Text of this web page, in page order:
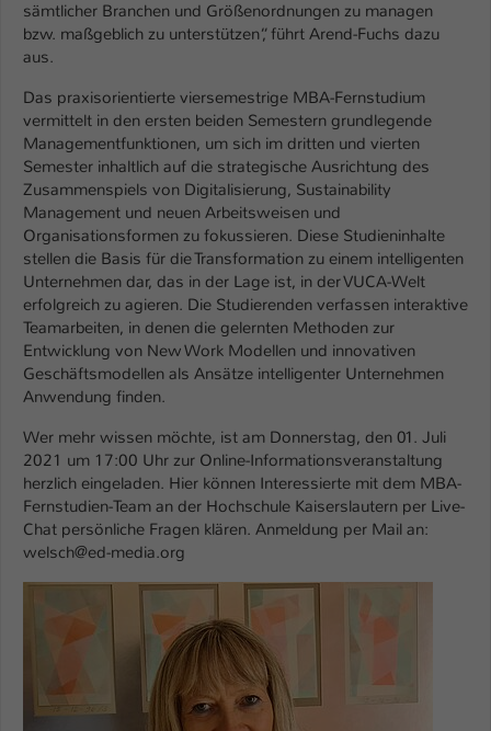
Show larger version
sämtlicher Branchen und Größenordnungen zu managen
bzw. maßgeblich zu unterstützen“, führt Arend-Fuchs dazu
aus.
Das praxisorientierte viersemestrige MBA-Fernstudium
vermittelt in den ersten beiden Semestern grundlegende
Managementfunktionen, um sich im dritten und vierten
Semester inhaltlich auf die strategische Ausrichtung des
Zusammenspiels von Digitalisierung, Sustainability
Management und neuen Arbeitsweisen und
Organisationsformen zu fokussieren. Diese Studieninhalte
stellen die Basis für die Transformation zu einem intelligenten
Unternehmen dar, das in der Lage ist, in der VUCA-Welt
erfolgreich zu agieren. Die Studierenden verfassen interaktive
Teamarbeiten, in denen die gelernten Methoden zur
Entwicklung von New Work Modellen und innovativen
Geschäftsmodellen als Ansätze intelligenter Unternehmen
Anwendung finden.
Wer mehr wissen möchte, ist am Donnerstag, den 01. Juli
2021 um 17:00 Uhr zur Online-Informationsveranstaltung
herzlich eingeladen. Hier können Interessierte mit dem MBA-
Fernstudien-Team an der Hochschule Kaiserslautern per Live-
Chat persönliche Fragen klären. Anmeldung per Mail an:
welsch@ed-media.org
Zweck
Einstellungen. Unter anderem eine zufällig
generierte ID, für die historische
Betreiber dies eingestellt hat.
Name fe_typo_user / PHPSESSID
Anbieter TYPO3
Laufzeit 1 Woche
Zweck
Dieses Cookie ist ein Standard-Session-
Cookie von TYPO3. Es speichert im Fall
eines Intranet-Logins die Session-ID. So
kann der eingeloggte Benutzer
Zugang zu geschützten Bereichen
gewährt.
Name be_typo_user
Zweck
Dieser Cookie teilt der Webseite mit, ob
ein Besucher im Typo3-Backend
angemeldet ist und Rechte besitzt diese